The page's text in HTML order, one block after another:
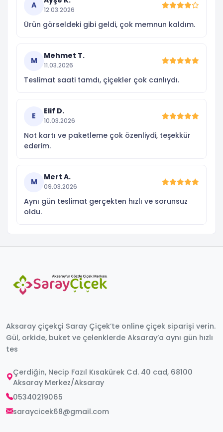
A 12.03.2026
Ürün görseldeki gibi geldi, çok memnun kaldım.
M
Mehmet T.
11.03.2026
Teslimat saati tamdı, çiçekler çok canlıydı.
E
Elif D.
10.03.2026
Not kartı ve paketleme çok özenliydi, teşekkür
ederim.
M
Mert A.
09.03.2026
Aynı gün teslimat gerçekten hızlı ve sorunsuz
oldu.
Aksaray çiçekçi Saray Çiçek’te online çiçek siparişi verin.
Gül, orkide, buket ve çelenklerde Aksaray’a aynı gün hızlı
tes
Çerdiğin, Necip Fazıl Kısakürek Cd. 40 cad, 68100
Aksaray Merkez/Aksaray
05340219065
saraycicek68@gmail.com